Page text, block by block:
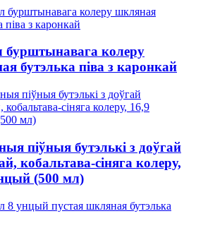
бурштынавага колеру
бутэлька піва з каронкай
піўныя бутэлькі з доўгай
кобальтава-сіняга колеру,
(500 мл)